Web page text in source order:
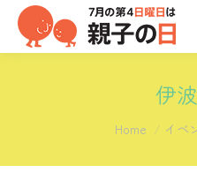
伊
You are here:
Home イベ